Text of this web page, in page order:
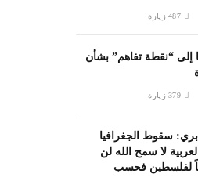
487 زيارة
إلى “نقطة تفاهم” بشأن
379 زيارة
بري: سقوط الجغرافيا
لا سمح الله لن
لفلسطين فحسب